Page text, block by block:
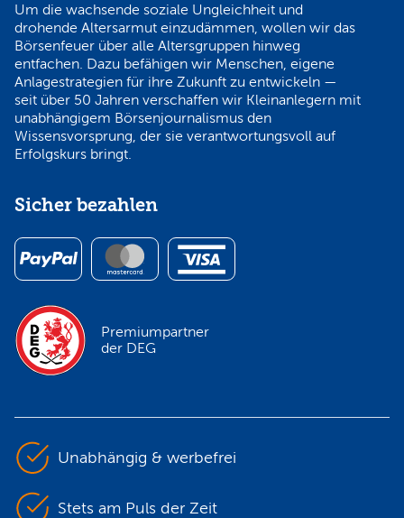
Um die wachsende soziale Ungleichheit und
drohende Altersarmut einzudämmen, wollen wir das
Börsenfeuer über alle Altersgruppen hinweg
entfachen. Dazu befähigen wir Menschen, eigene
Anlagestrategien für ihre Zukunft zu entwickeln —
seit über 50 Jahren verschaffen wir Kleinanlegern mit
unabhängigem Börsenjournalismus den
Wissensvorsprung, der sie verantwortungsvoll auf
Erfolgskurs bringt.
Sicher bezahlen
Premiumpartner
der DEG
Unabhängig & werbefrei
Stets am Puls der Zeit